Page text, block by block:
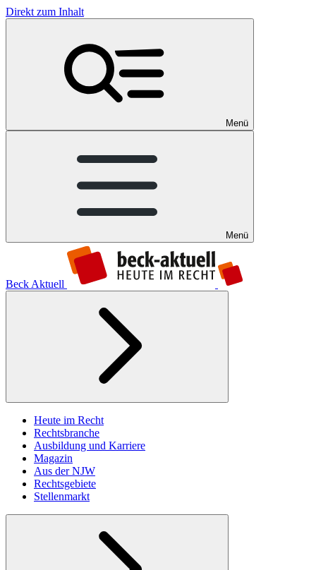
Direkt zum Inhalt
Menü
Menü
Beck Aktuell
Heute im Recht
Rechtsbranche
Ausbildung und Karriere
Magazin
Aus der NJW
Rechtsgebiete
Stellenmarkt